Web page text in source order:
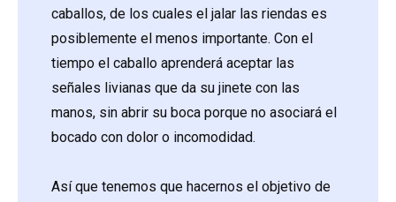
caballos, de los cuales el jalar las riendas es
posiblemente el menos importante. Con el
tiempo el caballo aprenderá aceptar las
señales livianas que da su jinete con las
manos, sin abrir su boca porque no asociará el
bocado con dolor o incomodidad.
Así que tenemos que hacernos el objetivo de